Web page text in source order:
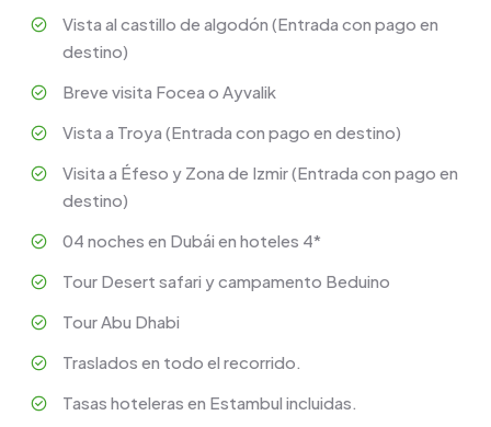
Vista al castillo de algodón (Entrada con pago en
destino)
Breve visita Focea o Ayvalik
Vista a Troya (Entrada con pago en destino)
Visita a Éfeso y Zona de Izmir (Entrada con pago en
destino)
04 noches en Dubái en hoteles 4*
Tour Desert safari y campamento Beduino
Tour Abu Dhabi
Traslados en todo el recorrido.
Tasas hoteleras en Estambul incluidas.